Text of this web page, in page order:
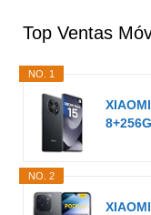
Top Ventas
NO. 1
NO. 2